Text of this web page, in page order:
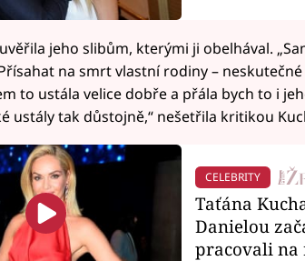
jeho slibům, kterými ji obelhával.
na smrt vlastní rodiny –
to ustála velice dobře a přála bych to i
ustály tak důstojně,“ nešetřila kritikou
CELEBRITY
Taťána
Danielou
pracovali na